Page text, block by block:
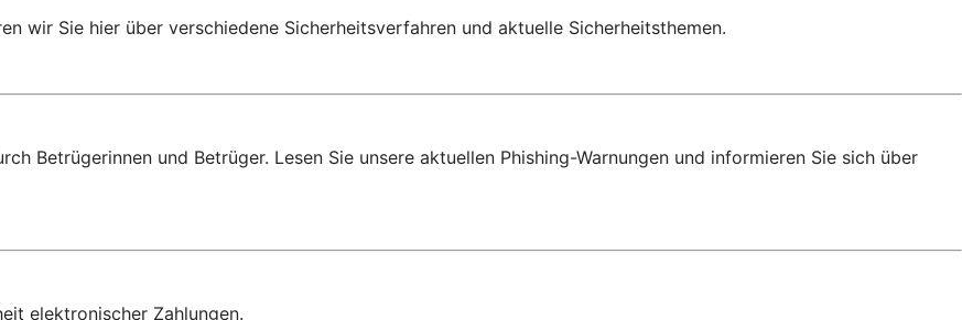
wir Sie hier über verschiedene Sicherheitsverfahren und aktuelle Sicherheitsthemen.
Betrügerinnen und Betrüger. Lesen Sie unsere aktuellen Phishing-Warnungen und informieren Sie sich über
elektronischer Zahlungen.